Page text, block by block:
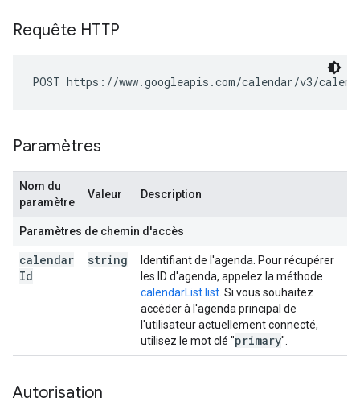
Requête HTTP
POST https://www.googleapis.com/calendar/v3/
Paramètres
Nom du
paramètre
Valeur Description
Paramètres de chemin d'accès
calendar
Id
string
Identifiant de l'agenda. Pour récupérer
les ID d'agenda, appelez la méthode
calendarList.list . Si vous souhaitez
accéder à l'agenda principal de
l'utilisateur actuellement connecté,
utilisez le mot clé "primary".
Autorisation